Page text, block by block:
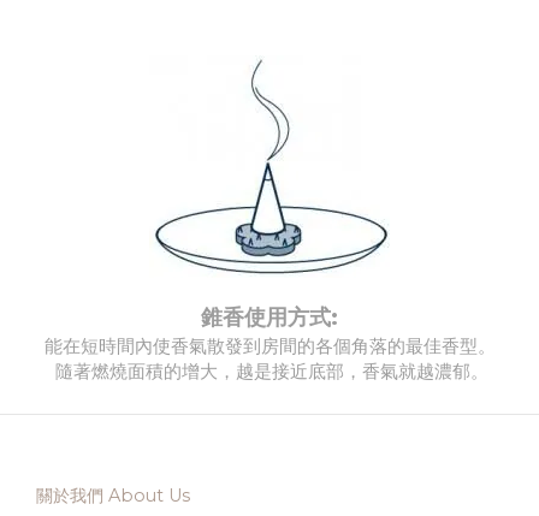
錐香使用方式:
能在短時間內使香氣散發到房間的各個角落的最佳香型。
隨著燃燒面積的增大，越是接近底部，香氣就越濃郁。
關於我們 About Us